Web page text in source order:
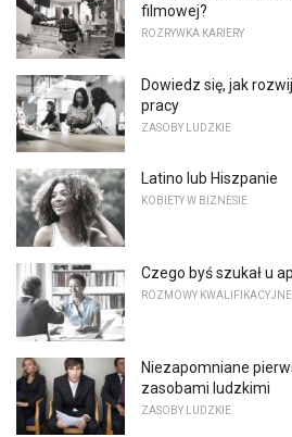
filmowej?
ROZRYWKA KARIERY
Dowiedz się, jak
pracy
ZASOBY LUDZKIE
Latino lub Hiszpanie
KOBIETY W BIZNESIE
Czego byś szukał u
ROZMOWY KWALIFIKACYJNE
Niezapomniane
zasobami ludzkimi
ZASOBY LUDZKIE